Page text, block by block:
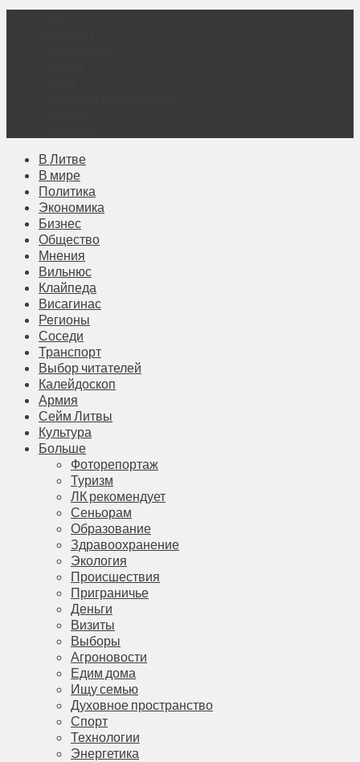
В Литве
В мире
Политика
Экономика
Бизнес
Общество
Мнения
Вильнюс
Клайпеда
Висагинас
Регионы
Соседи
Транспорт
Выбор читателей
Калейдоскоп
Армия
Сейм Литвы
Культура
Больше
Фоторепортаж
Туризм
ЛК рекомендует
Сеньорам
Образование
Здравоохранение
Экология
Происшествия
Приграничье
Деньги
Визиты
Выборы
Агроновости
Едим дома
Ищу семью
Духовное пространство
Спорт
Технологии
Энергетика